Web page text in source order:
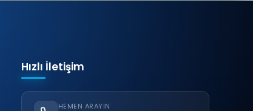
Hızlı İletişim
HEMEN ARAYIN